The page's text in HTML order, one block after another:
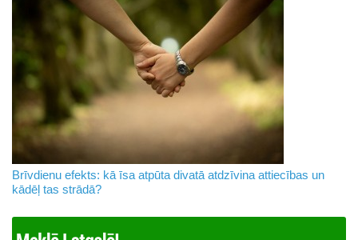
Brīvdienu efekts: kā īsa atpūta divatā atdzīvina attiecības un
kādēļ tas strādā?